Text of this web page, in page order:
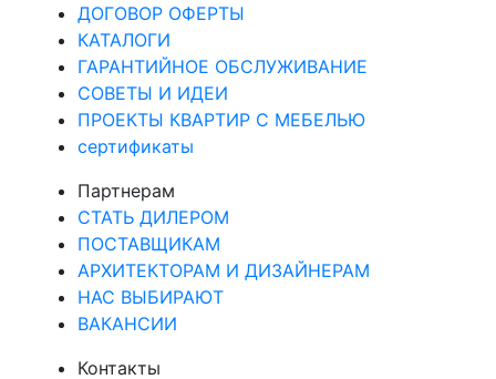
ДОГОВОР ОФЕРТЫ
КАТАЛОГИ
ГАРАНТИЙНОЕ ОБСЛУЖИВАНИЕ
СОВЕТЫ И ИДЕИ
ПРОЕКТЫ КВАРТИР С МЕБЕЛЬЮ
сертификаты
Партнерам
СТАТЬ ДИЛЕРОМ
ПОСТАВЩИКАМ
АРХИТЕКТОРАМ И ДИЗАЙНЕРАМ
НАС ВЫБИРАЮТ
ВАКАНСИИ
Контакты